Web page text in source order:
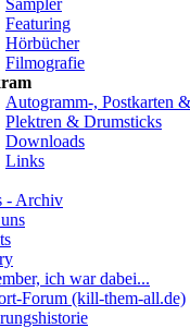
Sampler
Featuring
Hörbücher
Filmografie
Autogramm-, Postkarten
Plektren & Drumsticks
Downloads
Links
- Archiv
ich war dabei...
Forum (kill-them-all.de)